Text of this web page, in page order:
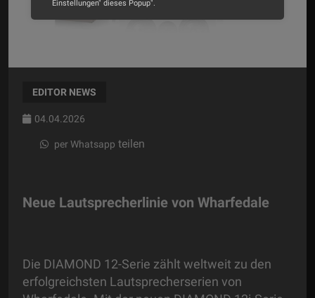
EDITOR NEWS
04.04.2026
per Whatsapp teilen
Neue Lautsprecherlinie von Wharfedale
Die DIAMOND 12-Serie zählt weltweit zu den
erfolgreichsten Lautsprecherserien von
Einstellungen" dieses Popup".
Impressum